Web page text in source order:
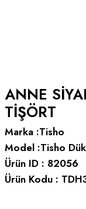
ANNE
TIŞÖRT
Marka :Tisho
Model :Tisho
Ürün ID : 82056
Ürün Kodu :